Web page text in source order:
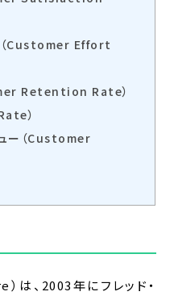
（Customer Effort
Retention Rate）
）
ー（Customer
、2003年にフレッド・